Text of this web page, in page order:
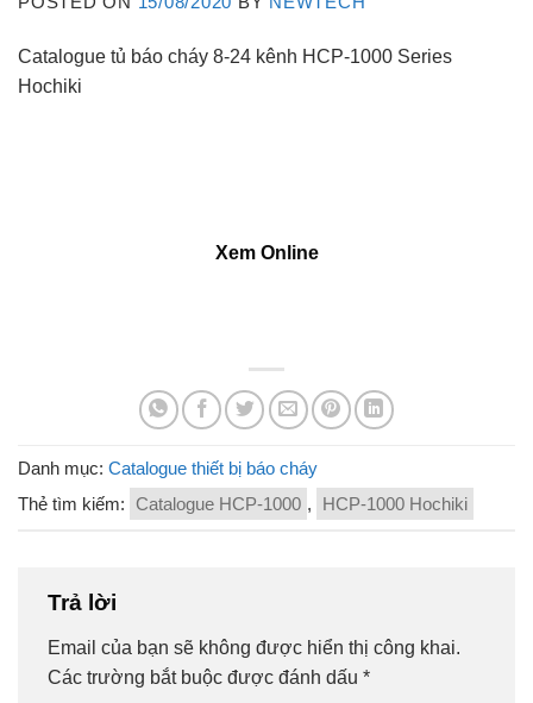
Catalogue tủ báo cháy 8-24 kênh HCP-1000 Series
Hochiki
Xem Online
Danh mục: Catalogue thiết bị báo cháy
Thẻ tìm kiếm: Catalogue HCP-1000 , HCP-1000 Hochiki
Trả lời
Email của bạn sẽ không được hiển thị công khai.
Các trường bắt buộc được đánh dấu *